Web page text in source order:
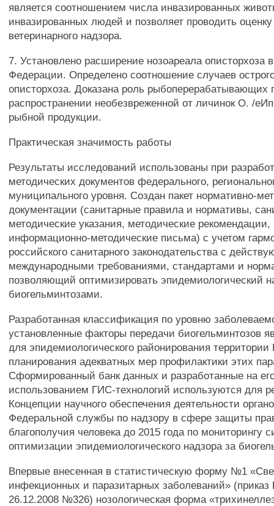
является соотношением числа инвазированных
инвазированных людей и позволяет проводить
ветеринарного надзора.
7. Установлено расширение нозоареала описторхоза
Федерации. Определено соотношение случаев
описторхоза. Доказана роль рыбоперерабатывающих
распространении необезвреженной от личинок О. /
рыбной продукции.
Практическая значимость работы
Результаты исследований использованы при
методических документов федерального,
муниципального уровня. Создан пакет нормативно-
документации (санитарные правила и нормативы,
методические указания, методические
информационно-методические письма) с учетом
российского санитарного законодательства с
международными требованиями, стандартами и
позволяющий оптимизировать эпидемиологический
биогельминтозами.
Разработанная классификация по уровню
установленные факторы передачи биогельминтозов
для эпидемиологического районирования
планирования адекватных мер профилактики этих
Сформированный банк данных и разработанные на
использованием ГИС-технологий используются для
Концепции научного обеспечения деятельности
Федеральной службы по надзору в сфере защиты
благополучия человека до 2015 года по мониторингу
оптимизации эпидемиологического надзора за
Впервые внесенная в статистическую форму №1
инфекционных и паразитарных заболеваний» (приказ
26.12.2008 №326) нозологическая форма